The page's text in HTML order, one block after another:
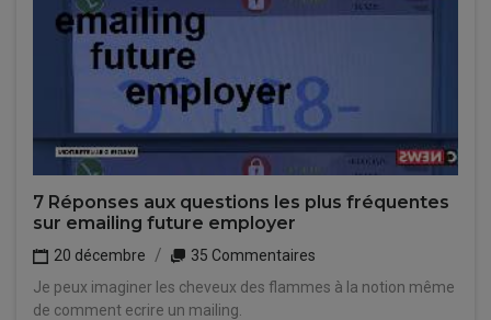
7 Réponses aux questions les plus fréquentes
sur emailing future employer
20 décembre
35 Commentaires
Je peux imaginer les cheveux des flammes à la notion même
de comment ecrire un mailing.